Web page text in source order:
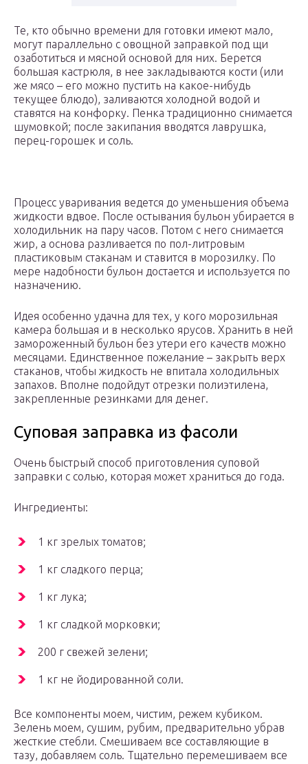
Те, кто обычно времени для готовки имеют мало,
могут параллельно с овощной заправкой под щи
озаботиться и мясной основой для них. Берется
большая кастрюля, в нее закладываются кости (или
же мясо – его можно пустить на какое-нибудь
текущее блюдо), заливаются холодной водой и
ставятся на конфорку. Пенка традиционно снимается
шумовкой; после закипания вводятся лаврушка,
перец-горошек и соль.
Процесс уваривания ведется до уменьшения объема
жидкости вдвое. После остывания бульон убирается в
холодильник на пару часов. Потом с него снимается
жир, а основа разливается по пол-литровым
пластиковым стаканам и ставится в морозилку. По
мере надобности бульон достается и используется по
назначению.
Идея особенно удачна для тех, у кого морозильная
камера большая и в несколько ярусов. Хранить в ней
замороженный бульон без утери его качеств можно
месяцами. Единственное пожелание – закрыть верх
стаканов, чтобы жидкость не впитала холодильных
запахов. Вполне подойдут отрезки полиэтилена,
закрепленные резинками для денег.
Суповая заправка из фасоли
Очень быстрый способ приготовления суповой
заправки с солью, которая может храниться до года.
Ингредиенты:
1 кг зрелых томатов;
1 кг сладкого перца;
1 кг лука;
1 кг сладкой морковки;
200 г свежей зелени;
1 кг не йодированной соли.
Все компоненты моем, чистим, режем кубиком.
Зелень моем, сушим, рубим, предварительно убрав
жесткие стебли. Смешиваем все составляющие в
тазу, добавляем соль. Тщательно перемешиваем все